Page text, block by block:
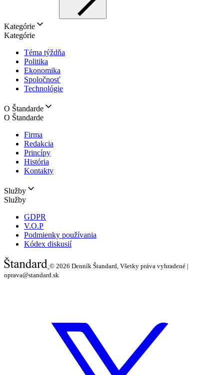
Kategórie
Kategórie
Téma týždňa
Politika
Ekonomika
Spoločnosť
Technológie
O Štandarde
O Štandarde
Firma
Redakcia
Princípy
História
Kontakty
Služby
Služby
GDPR
V.O.P
Podmienky používania
Kódex diskusií
© 2026 Denník Štandard, Všetky práva vyhradené |
oprava@standard.sk